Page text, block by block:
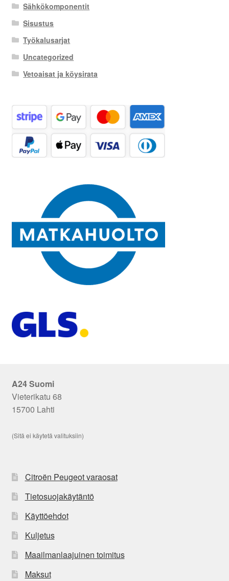
Sähkökomponentit
Sisustus
Työkalusarjat
Uncategorized
Vetoaisat ja köysirata
A24 Suomi
Vieterikatu 68
15700 Lahti
(Sitä ei käytetä valituksiin)
Citroën Peugeot varaosat
Tietosuojakäytäntö
Käyttöehdot
Kuljetus
Maailmanlaajuinen toimitus
Maksut